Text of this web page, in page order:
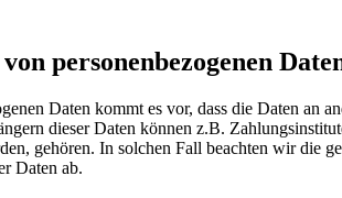
personenbezogenen
Daten kommt es vor, dass die Daten an
dieser Daten können z.B.
gehören. In solchen Fall beachten wir die
Daten ab.